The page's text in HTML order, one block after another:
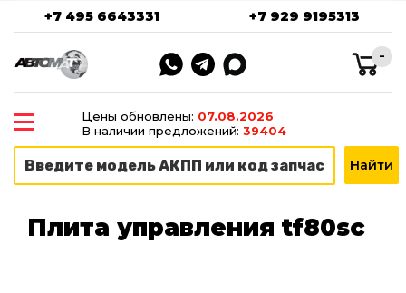
+7 495 6643331 +7 929 9195313
-
Цены обновлены: 07.08.2026
В наличии предложений: 39404
Плита управления tf80sc